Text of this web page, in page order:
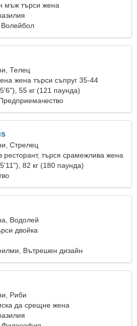
мъж търси жена
Телец
жена търси съпруг 35-44
55 кг (121 паунда)
Стрелец
ресторант, търся срамежлива жена
82 кг (180 паунда)
Водолей
двойка
Вътрешен дизайн
Риби
да срещне жена